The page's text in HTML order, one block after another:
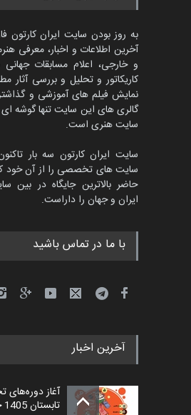
به روز بودن سایت ایران کارتون
آخرین اطلاعات و اخبار، معرفی
و خارجی، اعلام مسابقات جهانی
کاریکاتور و تحلیل و بررسی آثار
نمایش فیلم های آموزشی و
گالری های این سایت تنها گوشه
سایت هنری است.
سایت ایران کارتون سه بار
سایت های تخصصی را از آن خود
حاضر بالاترین جایگاه در
ایران و جهان را داراست.
با ما در تماس باشید
آخرین اخبار
آغاز
تابستان 1405 خانه کاریکات…